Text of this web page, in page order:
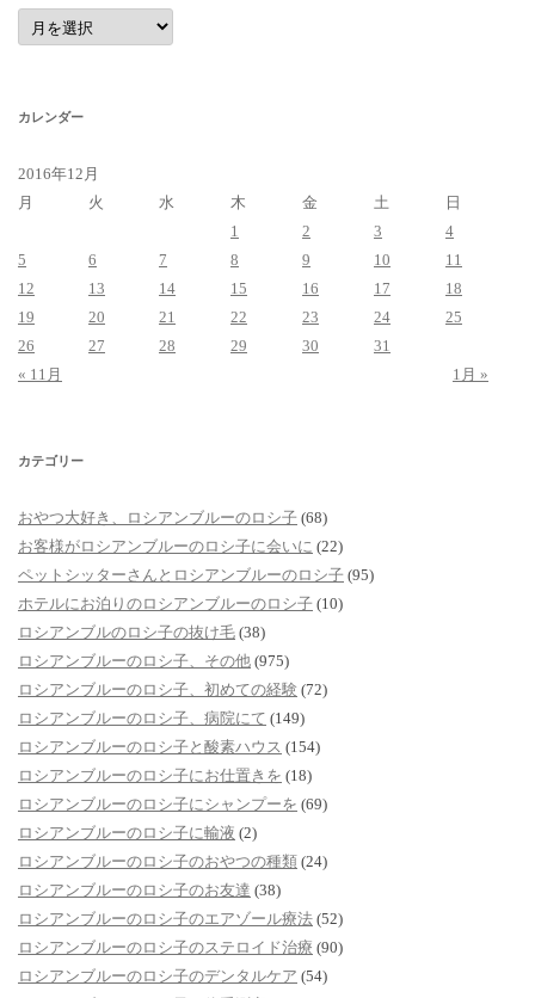
ア
ー
カ
カレンダー
2016年12月
月
火 水 木 金 土
日
1
2 3
4
5
6 7 8 9 10
11
12
13 14 15 16 17
18
19
20 21 22 23 24
25
26
27 28 29 30
31
« 11月
1月 »
カテゴリー
おやつ大好き、ロシアンブルーのロシ子 (68)
お客様がロシアンブルーのロシ子に会いに (22)
ペットシッターさんとロシアンブルーのロシ子 (95)
ホテルにお泊りのロシアンブルーのロシ子 (10)
ロシアンブルのロシ子の抜け毛 (38)
ロシアンブルーのロシ子、その他 (975)
ロシアンブルーのロシ子、初めての経験 (72)
ロシアンブルーのロシ子、病院にて (149)
ロシアンブルーのロシ子と酸素ハウス (154)
ロシアンブルーのロシ子にお仕置きを (18)
ロシアンブルーのロシ子にシャンプーを (69)
ロシアンブルーのロシ子に輸液 (2)
ロシアンブルーのロシ子のおやつの種類 (24)
ロシアンブルーのロシ子のお友達 (38)
ロシアンブルーのロシ子のエアゾール療法 (52)
ロシアンブルーのロシ子のステロイド治療 (90)
ロシアンブルーのロシ子のデンタルケア (54)